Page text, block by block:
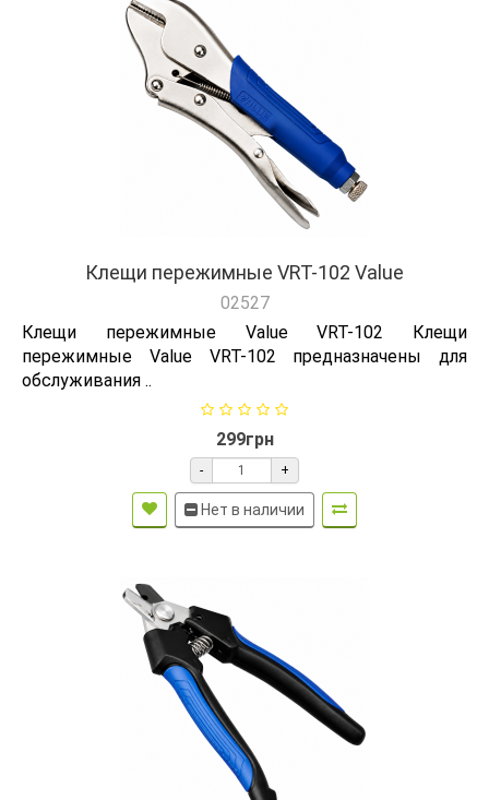
Клещи пережимные VRT-102 Value
02527
Клещи пережимные Value VRT-102 Клещи
пережимные Value VRT-102 предназначены для
обслуживания ..
299грн
- +
Нет в наличии